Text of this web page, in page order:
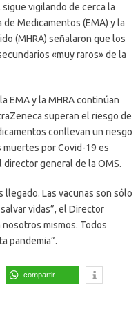
vigilando de cerca la
Medicamentos (EMA) y la
(MHRA) señalaron que los
«muy raros» de la
EMA y la MHRA continúan
superan el riesgo de
conllevan un riesgo
por Covid-19 es
director general de la OMS.
Las vacunas son sólo
vidas”, el Director
mismos. Todos
pandemia”.
compartir